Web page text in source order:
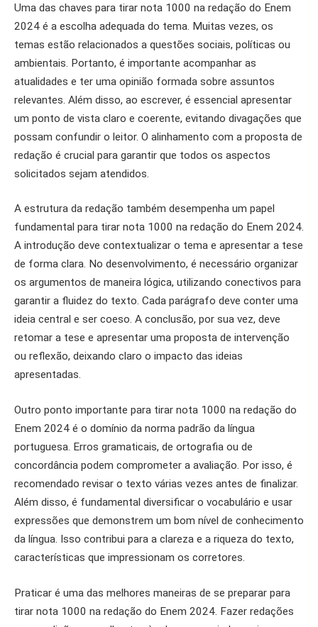
Uma das chaves para tirar nota 1000 na redação do Enem
2024 é a escolha adequada do tema. Muitas vezes, os
temas estão relacionados a questões sociais, políticas ou
ambientais. Portanto, é importante acompanhar as
atualidades e ter uma opinião formada sobre assuntos
relevantes. Além disso, ao escrever, é essencial apresentar
um ponto de vista claro e coerente, evitando divagações que
possam confundir o leitor. O alinhamento com a proposta de
redação é crucial para garantir que todos os aspectos
solicitados sejam atendidos.
A estrutura da redação também desempenha um papel
fundamental para tirar nota 1000 na redação do Enem 2024.
A introdução deve contextualizar o tema e apresentar a tese
de forma clara. No desenvolvimento, é necessário organizar
os argumentos de maneira lógica, utilizando conectivos para
garantir a fluidez do texto. Cada parágrafo deve conter uma
ideia central e ser coeso. A conclusão, por sua vez, deve
retomar a tese e apresentar uma proposta de intervenção
ou reflexão, deixando claro o impacto das ideias
apresentadas.
Outro ponto importante para tirar nota 1000 na redação do
Enem 2024 é o domínio da norma padrão da língua
portuguesa. Erros gramaticais, de ortografia ou de
concordância podem comprometer a avaliação. Por isso, é
recomendado revisar o texto várias vezes antes de finalizar.
Além disso, é fundamental diversificar o vocabulário e usar
expressões que demonstrem um bom nível de conhecimento
da língua. Isso contribui para a clareza e a riqueza do texto,
características que impressionam os corretores.
Praticar é uma das melhores maneiras de se preparar para
tirar nota 1000 na redação do Enem 2024. Fazer redações